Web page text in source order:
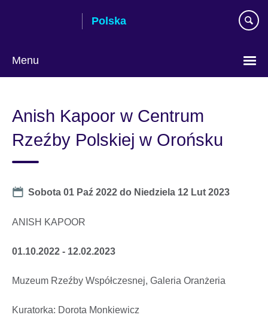
Polska
Menu
Anish Kapoor w Centrum
Rzeźby Polskiej w Orońsku
Date
Sobota 01 Paź 2022 do Niedziela 12 Lut 2023
ANISH KAPOOR
01.10.2022 - 12.02.2023
Muzeum Rzeźby Współczesnej, Galeria Oranżeria
Kuratorka: Dorota Monkiewicz